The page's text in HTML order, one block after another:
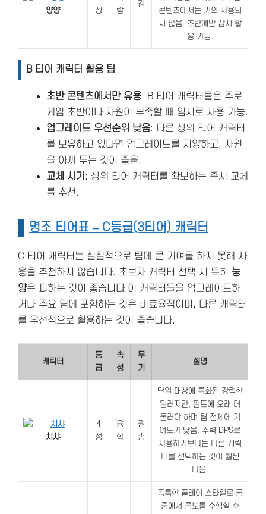
양양
성
람
검
콘텐츠에서는 거의 사용되
지 않음. 초반에만 잠시 활
용 가능.
B 티어 캐릭터 활용 팁
초반 콘텐츠에서만 유용: B 티어 캐릭터들은 주로
게임 초반이나 자원이 부족할 때 임시로 사용 가능.
업그레이드 우선순위 낮음: 다른 상위 티어 캐릭터
를 보유하고 있다면 업그레이드를 지양하고, 자원
을 아껴 두는 것이 좋음.
교체 시기 : 상위 티어 캐릭터를 확보하는 즉시 교체
를 추천.
명조 티어표 – C등급(3티어) 캐릭터
C 티어 캐릭터는 실질적으로 팀에 큰 기여를 하지 못해 사
용을 추천하지 않습니다. 초보자 캐릭터 선택 시 특히 능
양은 피하는 것이 좋습니다.이 캐릭터들을 업그레이드하
거나 주요 팀에 포함하는 것은 비효율적이며, 다른 캐릭터
를 우선적으로 활용하는 것이 좋습니다.
캐릭터
등
급
속
성
무
기
설명
치샤
4
성
융
합
권
총
단일 대상에 특화된 강력한
딜러지만, 필드에 오래 머
물러야 하며 팀 전체에 기
여도가 낮음. 주력 DPS로
사용하기보다는 다른 캐릭
터를 선택하는 것이 훨씬
나음.
독특한 플레이 스타일로 공
중에서 콤보를 수행할 수